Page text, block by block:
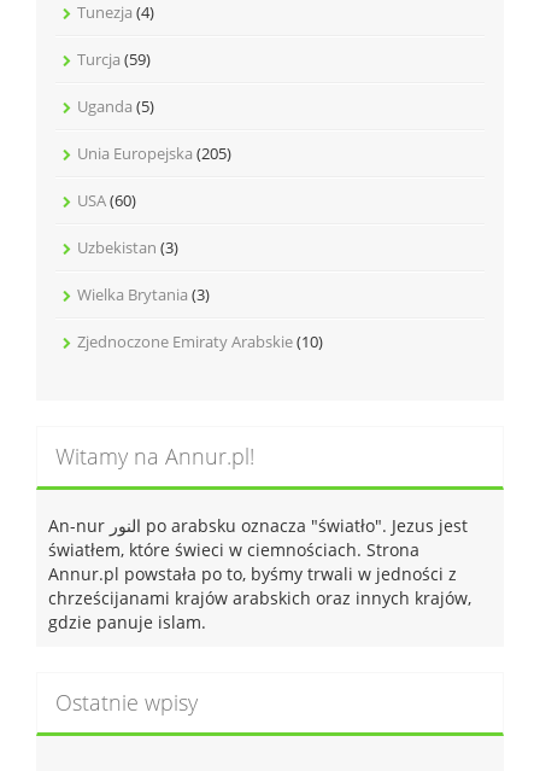
Tunezja (4)
Turcja (59)
Uganda (5)
Unia Europejska (205)
USA(60)
Uzbekistan (3)
Wielka Brytania (3)
Zjednoczone Emiraty Arabskie(10)
Witamy na Annur.pl!
An-nur النور po arabsku oznacza "światło". Jezus jest
światłem, które świeci w ciemnościach. Strona
Annur.pl powstała po to, byśmy trwali w jedności z
chrześcijanami krajów arabskich oraz innych krajów,
gdzie panuje islam.
Ostatnie wpisy